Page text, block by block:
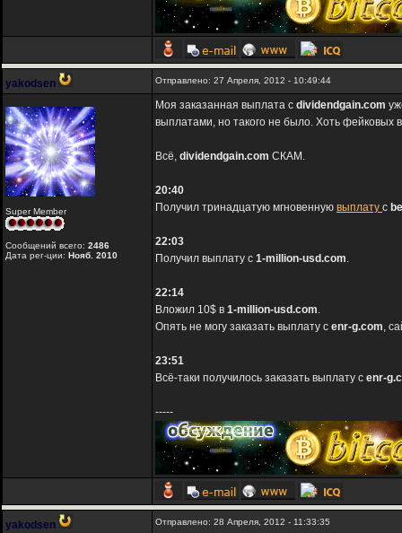
yakodsen Отправлено: 27 Апреля, 2012 - 10:49:44
Super Member
Сообщений всего: 2486
Дата рег-ции: Нояб. 2010
Моя заказанная выплата с dividendgain.com
выплатами, но такого не было. Хоть фейковых
Всё, dividendgain.com СКАМ.
20:40
Получил тринадцатую мгновенную выплату с
22:03
Получил выплату с 1-million-usd.com.
22:14
Вложил 10$ в 1-million-usd.com.
Опять не могу заказать выплату с enr-g.com,
23:51
Всё-таки получилось заказать выплату с enr-
-----
yakodsen Отправлено: 28 Апреля, 2012 - 11:33:35